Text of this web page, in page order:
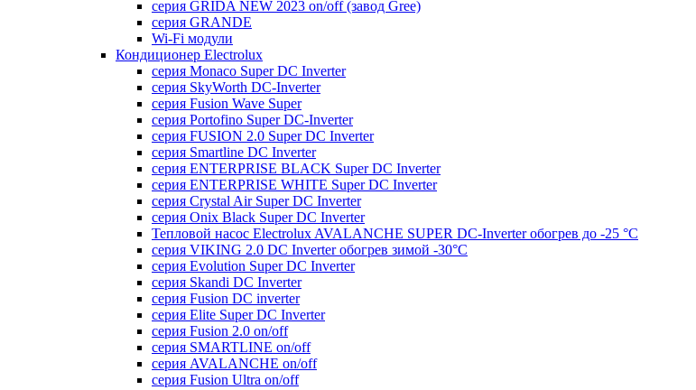
серия GRIDA NEW 2023 on/off (завод Gree)
серия GRANDE
Wi-Fi модули
Кондиционер Electrolux
серия Monaco Super DC Inverter
серия SkyWorth DC-Inverter
серия Fusion Wave Super
серия Portofino Super DC-Inverter
серия FUSION 2.0 Super DC Іnverter
серия Smartline DC Inverter
серия ENTERPRISE BLACK Super DC Inverter
серия ENTERPRISE WHITE Super DC Inverter
серия Crystal Air Super DC Inverter
серия Onix Black Super DC Inverter
Тепловой насос Electrolux AVALANCHE SUPER DC-Inverter обогрев до -25 °С
серия VIKING 2.0 DC Inverter обогрев зимой -30°С
серия Evolution Super DC Inverter
серия Skandi DC Inverter
серия Fusion DC inverter
серия Elite Super DC Inverter
серия Fusion 2.0 on/off
серия SMARTLINE on/off
серия AVALANCHE on/off
серия Fusion Ultra on/off